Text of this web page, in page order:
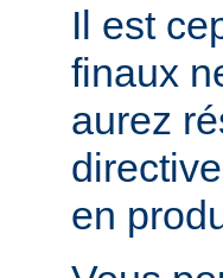
Il est
finaux
aurez
en